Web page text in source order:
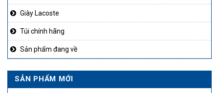
Giày Lacoste
Túi chính hãng
Sản phẩm đang về
SẢN PHẨM MỚI